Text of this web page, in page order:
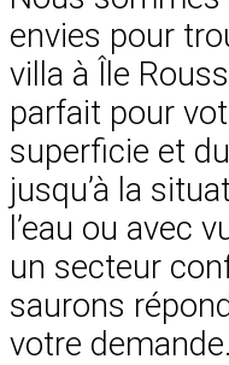
envies pour
villa à Île
parfait pour
superficie et
jusqu’à la
l’eau ou avec
un secteur
saurons
votre demande.